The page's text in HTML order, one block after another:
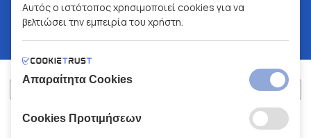
ΧΑΛΚΙΑΔΑΚΗΣ Α.Ε.
Αυτός ο ιστότοπος χρησιμοποιεί cookies για να
βελτιώσει την εμπειρία του χρήστη.
Απαραίτητα Cookies
Cookies Προτιμήσεων